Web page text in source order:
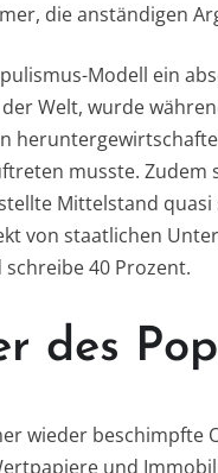
die anständigen
Modell ein
Welt, wurde
musste.
Mittelstand
von staatlichen
40 Prozent.
des
wieder beschimpfte
und